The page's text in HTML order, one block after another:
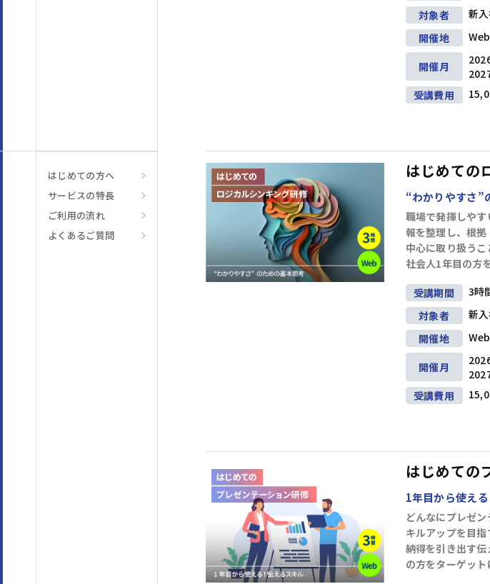
はじめての方へ
サービスの特長
ご利用の流れ
よくあるご質問
対象者
新
開催地
Web
開催月
受講費用
はじめての
“わかりやすさ”
職場で発揮しや
報を整理し、根
中心に取り扱う
社会人1年目の方
受講期間
3時
対象者
新
開催地
Web
開催月
受講費用
はじめての
1年目から使え
どんなにプレゼ
キルアップを目
納得を引き出す
の方をターゲット
(45) アセスメント研修(1) キャリアデザイン(8) ダイ
(45) 目標管理(7) 人材育成 (19)